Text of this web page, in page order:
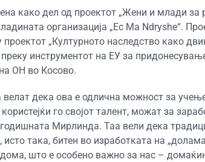
како дел од проектот „Жени и млади за
организација „Ec Ma Ndryshe“.
проектот „Културното наследство како
преку инструментот на ЕУ за
ОН во Косово.
велат дека ова е одлична можност за
го својот талент, можат за
годишната Мирлинда. Таа вели дека
така, битен во изработката на
што е особено важно за нас –